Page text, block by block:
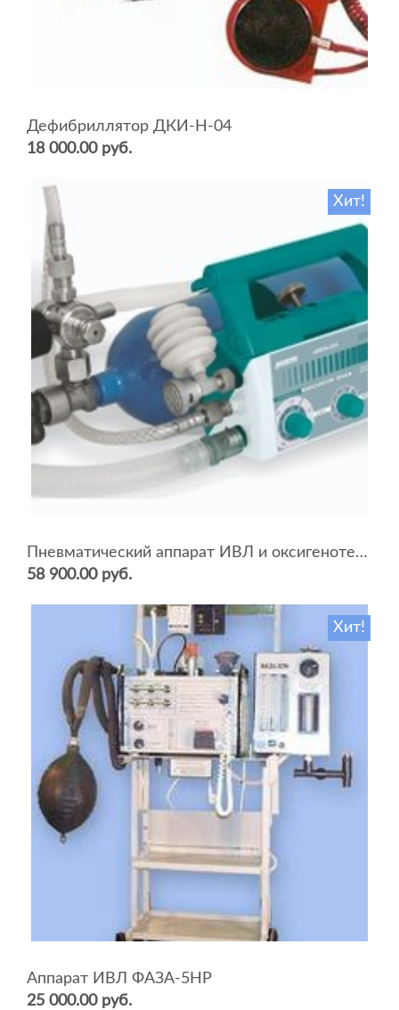
Дефибриллятор ДКИ-Н-04
18 000.00 руб.
Хит!
Пневматический аппарат ИВЛ и оксигенотерапии портативный АИВЛп-2/20-«ТМТ»
58 900.00 руб.
Хит!
Аппарат ИВЛ ФАЗА-5НР
25 000.00 руб.